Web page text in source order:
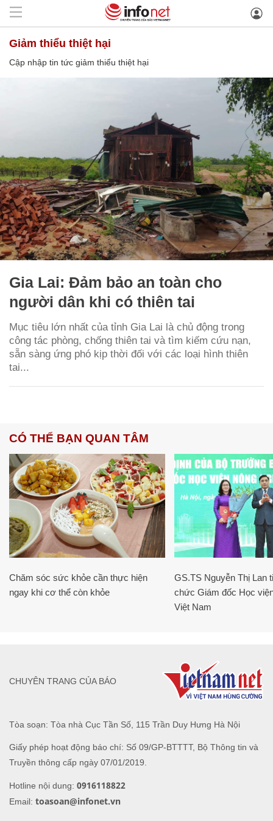
giảm thiểu thiệt hại
Cập nhập tin tức giảm thiểu thiệt hại
Gia Lai: Đảm bảo an toàn cho
người dân khi có thiên tai
Mục tiêu lớn nhất của tỉnh Gia Lai là chủ động trong
công tác phòng, chống thiên tai và tìm kiếm cứu nạn,
sẵn sàng ứng phó kịp thời đối với các loại hình thiên
tai...
CÓ THỂ BẠN QUAN TÂM
Chăm sóc sức khỏe cần thực hiện
ngay khi cơ thể còn khỏe
GS.TS Nguyễn Thị Lan
chức Giám đốc Học
Việt Nam
Tòa soạn: Tòa nhà Cục Tần Số, 115 Trần Duy Hưng Hà Nội
Giấy phép hoạt động báo chí: Số 09/GP-BTTTT, Bộ Thông tin và
Truyền thông cấp ngày 07/01/2019.
Hotline nội dung: 0916118822
Email: toasoan@infonet.vn
CHUYÊN TRANG CỦA BÁO